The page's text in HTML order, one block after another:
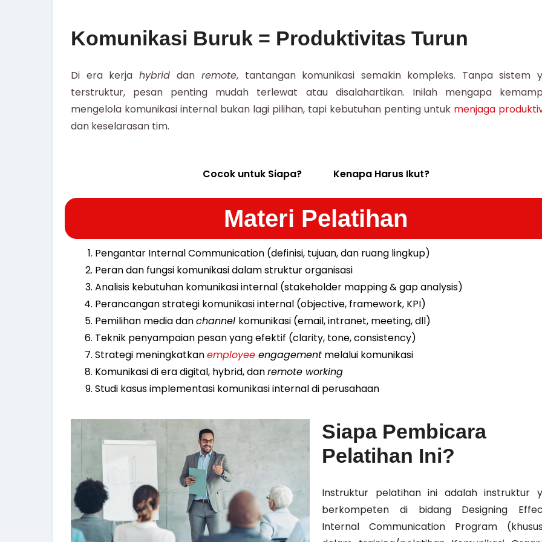
Komunikasi Buruk = Produktivitas Turun
Di era kerja hybriddan remote, tantangan komunikasi semakin kompleks. Tanpa sistem
terstruktur, pesan penting mudah terlewat atau disalahartikan. Inilah mengapa
mengelola komunikasi internal bukan lagi pilihan, tapi kebutuhan penting untuk menjaga
dan keselarasan tim.
Cocok untuk Siapa? Kenapa Harus Ikut?
Materi Pelatihan
Pengantar Internal Communication (definisi, tujuan, dan ruang lingkup)
Peran dan fungsi komunikasi dalam struktur organisasi
Analisis kebutuhan komunikasi internal (stakeholder mapping & gap analysis)
Perancangan strategi komunikasi internal (objective, framework, KPI)
Pemilihan media danchannel komunikasi (email, intranet, meeting, dll)
Teknik penyampaian pesan yang efektif (clarity, tone, consistency)
Strategi meningkatkanemployee engagement melalui komunikasi
Komunikasi di era digital, hybrid, danremote working
Studi kasus implementasi komunikasi internal di perusahaan
Siapa Pembicara
Pelatihan Ini?
Instruktur pelatihan ini adalah instruktur
berkompeten di bidang Designing
Internal Communication Program